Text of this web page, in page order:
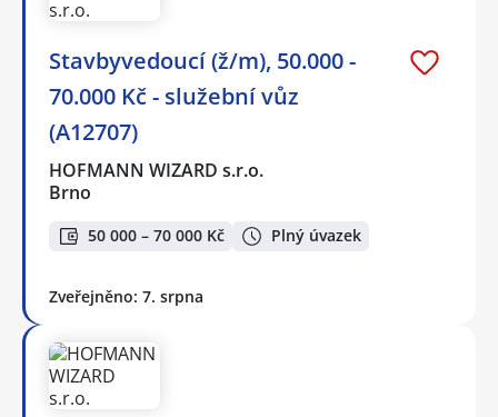
Stavbyvedoucí (ž/m), 50.000 -
70.000 Kč - služební vůz
(A12707)
HOFMANN WIZARD s.r.o.
Brno
50 000 – 70 000 Kč Plný úvazek
Zveřejněno: 7. srpna